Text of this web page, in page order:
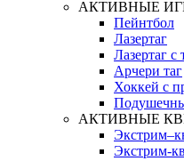
АКТИВНЫЕ
Пейнтбол
Лазертаг
Лазертаг
Арчери таг
Хоккей с
АКТИВНЫЕ
Экстрим-